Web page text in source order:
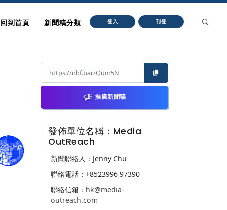
回到首頁 新聞稿分類 登入 刊登
推廣新聞稿
發佈單位名稱：Media
OutReach
新聞聯絡人：Jenny Chu
聯絡電話：+8523996 97390
聯絡信箱： hk@media-
outreach.com